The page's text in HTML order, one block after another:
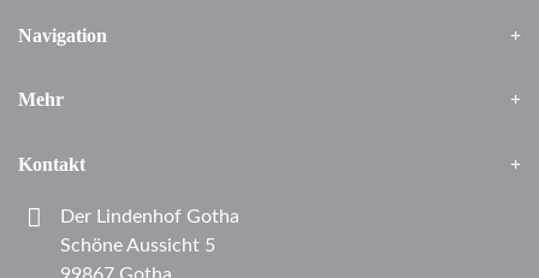
Navigation
Mehr
Kontakt
Der Lindenhof Gotha
Schöne Aussicht 5